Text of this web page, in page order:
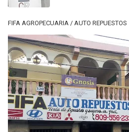
FIFA AGROPECUARIA / AUTO REPUESTOS